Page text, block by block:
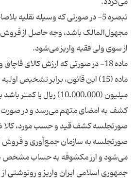
تبصره 5- در صورتی که وسیله نقلیه
مجهول‌المالک باشد، وجه حاصل از
ماده 18- در صورتی که ارزش کالای
ماده (15) این قانون، برابر تشخیص
میلیون (10.000.000) ریال
کشف به امضای متهم می‌رسد و در صورت
صورتجلسه کشف قید و حسب مورد، کالا
صورتجلسه به سازمان جمع‌آوری و فروش
می‌شود و ارز مکشوفه به حساب مشخص
جمهوری اسلامی ایران واریز و رونوشتی از